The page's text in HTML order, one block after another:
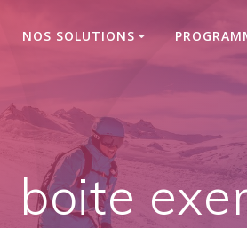
NOS SOLUTIONS
boite